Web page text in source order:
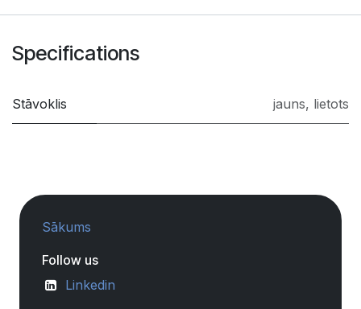
Specifications
Stāvoklis jauns, lietots
Sākums
Follow us
Linkedin